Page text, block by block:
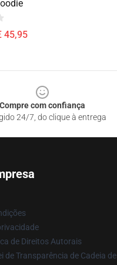
45,95
Compre com confiança
24/7, do clique à entrega
de Direitos Autorais
de Transparência de Cadeia de